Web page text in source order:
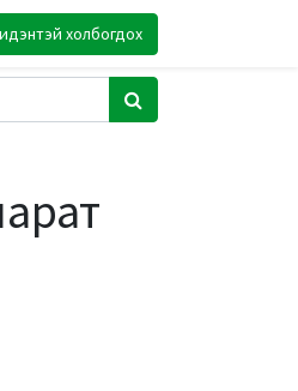
холбогдох